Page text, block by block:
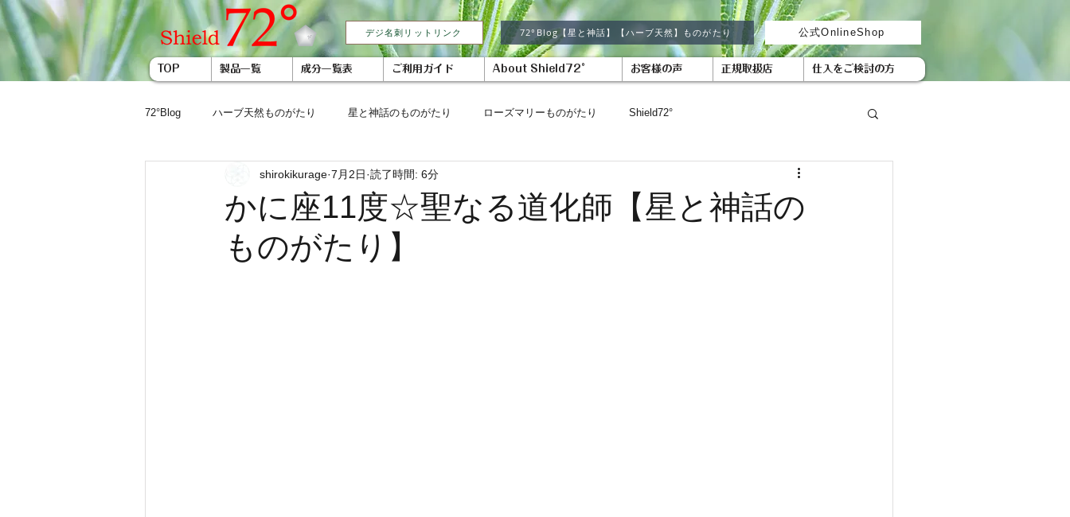
デジ名刺リットリンク 72°Blog【星と神話】【ハーブ天然】ものがたり 公式OnlineShop
TOP 製品一覧 成分一覧表 ご利用ガイド About Shield72° お客様の声 正規取扱店 仕入をご検討の方
72°Blog ハーブ天然ものがたり 星と神話のものがたり ローズマリーものがたり Shield72°
かに座11度☆聖なる道化師【星と神話の
ものがたり】
shirokikurage 7月2日 読了時間: 6分